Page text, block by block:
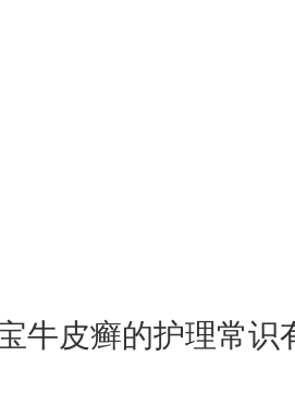
牛皮癣的护理常识